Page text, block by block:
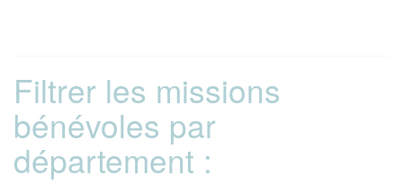
Filtrer les missions
bénévoles par
département :